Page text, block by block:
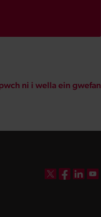
ni i wella ein gwefan